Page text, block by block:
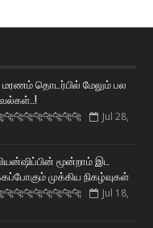
தொடர்பில் மேலும் பல
Jul 28,
மூன்றாம் இட
முக்கிய நிகழ்வுகள்
Jul 18,